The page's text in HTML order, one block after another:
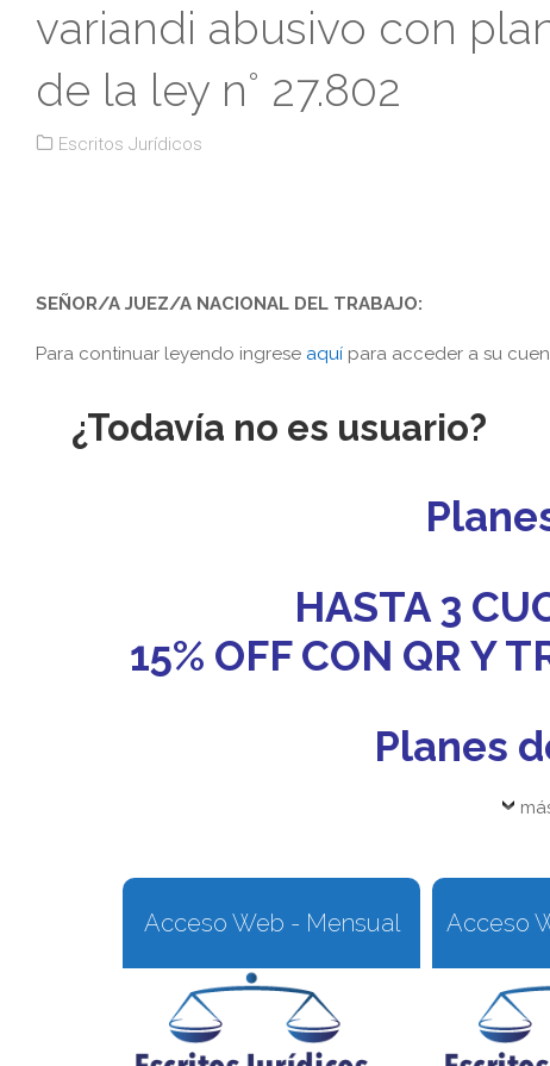
variandi abusivo con
de la ley n° 27.802
Escritos Jurídicos
SEÑOR/A JUEZ/A NACIONAL DEL TRABAJO:
Para continuar leyendo ingrese aquí para acceder a su
¿Todavía no es usuario?
HASTA 3
15% OFF CON QR Y
Planes
Acceso Web - Mensual Acceso